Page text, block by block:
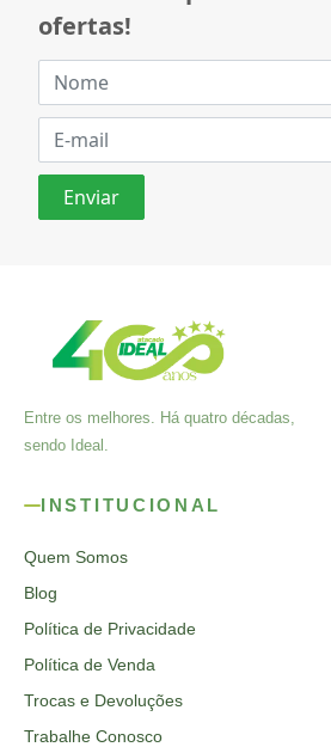
ofertas!
Entre os melhores. Há quatro décadas,
sendo Ideal.
INSTITUCIONAL
Quem Somos
Blog
Política de Privacidade
Política de Venda
Trocas e Devoluções
Trabalhe Conosco